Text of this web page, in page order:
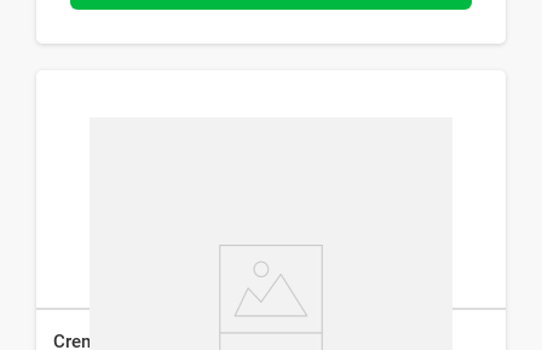
Crema de Ordeñe Clásica Apiter x 120 g